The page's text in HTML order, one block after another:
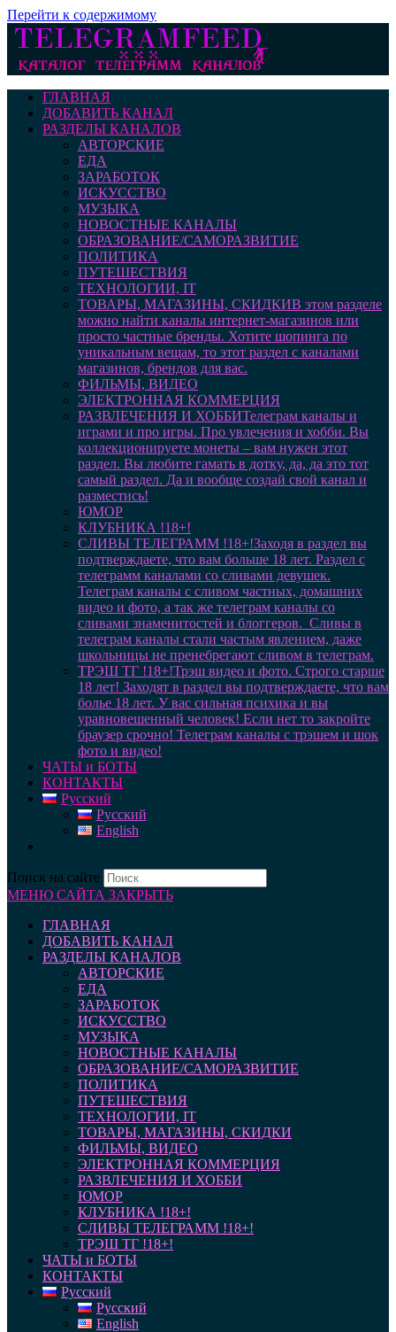
Перейти к содержимому
ГЛАВНАЯ
ДОБАВИТЬ КАНАЛ
РАЗДЕЛЫ КАНАЛОВ
АВТОРСКИЕ
ЕДА
ЗАРАБОТОК
ИСКУССТВО
МУЗЫКА
НОВОСТНЫЕ КАНАЛЫ
ОБРАЗОВАНИЕ/САМОРАЗВИТИЕ
ПОЛИТИКА
ПУТЕШЕСТВИЯ
ТЕХНОЛОГИИ, IT
ТОВАРЫ, МАГАЗИНЫ, СКИДКИВ этом разделе
можно найти каналы интернет-магазинов или
просто частные бренды. Хотите шопинга по
уникальным вещам, то этот раздел с каналами
магазинов, брендов для вас.
ФИЛЬМЫ, ВИДЕО
ЭЛЕКТРОННАЯ КОММЕРЦИЯ
РАЗВЛЕЧЕНИЯ И ХОББИТелеграм каналы и
играми и про игры. Про увлечения и хобби. Вы
коллекционируете монеты – вам нужен этот
раздел. Вы любите гамать в дотку, да, да это тот
самый раздел. Да и вообще создай свой канал и
разместись!
ЮМОР
КЛУБНИКА !18+!
СЛИВЫ ТЕЛЕГРАММ !18+!Заходя в раздел вы
подтверждаете, что вам больше 18 лет. Раздел с
телеграмм каналами со сливами девушек.
Телеграм каналы с сливом частных, домашних
видео и фото, а так же телеграм каналы со
сливами знаменитостей и блоггеров. Сливы в
телеграм каналы стали частым явлением, даже
школьницы не пренебрегают сливом в телеграм.
ТРЭШ ТГ !18+!Трэш видео и фото. Строго старше
18 лет! Заходят в раздел вы подтверждаете, что вам
болье 18 лет. У вас сильная психика и вы
уравновешенный человек! Если нет то закройте
браузер срочно! Телеграм каналы с трэшем и шок
фото и видео!
ЧАТЫ и БОТЫ
КОНТАКТЫ
Русский
Русский
English
Поиск на сайте
МЕНЮ САЙТА ЗАКРЫТЬ
ГЛАВНАЯ
ДОБАВИТЬ КАНАЛ
РАЗДЕЛЫ КАНАЛОВ
АВТОРСКИЕ
ЕДА
ЗАРАБОТОК
ИСКУССТВО
МУЗЫКА
НОВОСТНЫЕ КАНАЛЫ
ОБРАЗОВАНИЕ/САМОРАЗВИТИЕ
ПОЛИТИКА
ПУТЕШЕСТВИЯ
ТЕХНОЛОГИИ, IT
ТОВАРЫ, МАГАЗИНЫ, СКИДКИ
ФИЛЬМЫ, ВИДЕО
ЭЛЕКТРОННАЯ КОММЕРЦИЯ
РАЗВЛЕЧЕНИЯ И ХОББИ
ЮМОР
КЛУБНИКА !18+!
СЛИВЫ ТЕЛЕГРАММ !18+!
ТРЭШ ТГ !18+!
ЧАТЫ и БОТЫ
КОНТАКТЫ
Русский
Русский
English